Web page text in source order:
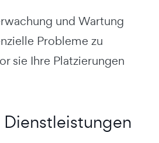
und Wartung
Probleme zu
sie Ihre Platzierungen
Dienstleistungen